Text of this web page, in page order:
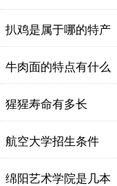
扒鸡是属于哪的特产
牛肉面的特点有什么
猩猩寿命有多长
航空大学招生条件
绵阳艺术学院是几本